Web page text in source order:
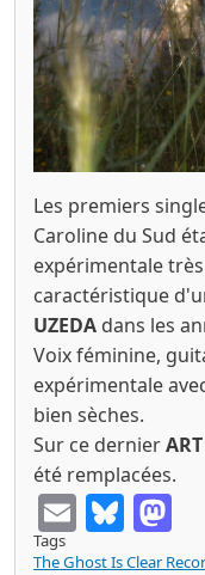
Les premiers
Caroline du Sud
expérimentale
caractéristique
UZEDA dans les
Voix féminine,
expérimentale
bien sèches.
Sur ce dernier
été remplacées.
Email
Tags
The Ghost Is Clear